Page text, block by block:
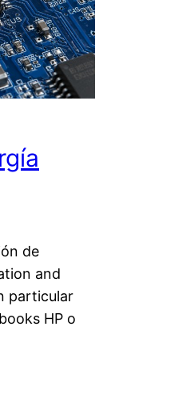
de
and
particular
HP o